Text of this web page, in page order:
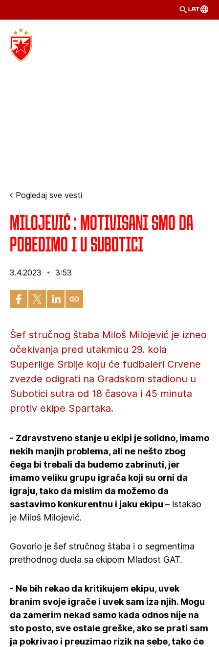
LAT
Pogledaj sve vesti
Milojević : Motivisani smo da
pobedimo i u Subotici
3.4.2023 3:53
Šef stručnog štaba Miloš Milojević je izneo
očekivanja pred utakmicu 29. kola
Superlige Srbije koju će fudbaleri Crvene
zvezde odigrati na Gradskom stadionu u
Subotici sutra od 18 časova i 45 minuta
protiv ekipe Spartaka.
- Zdravstveno stanje u ekipi je solidno, imamo
nekih manjih problema, ali ne nešto zbog
čega bi trebali da budemo zabrinuti, jer
imamo veliku grupu igrača koji su orni da
igraju, tako da mislim da možemo da
sastavimo konkurentnu i jaku ekipu – istakao
je Miloš Milojević.
Govorio je šef stručnog štaba i o segmentima
prethodnog duela sa ekipom Mladost GAT.
- Ne bih rekao da kritikujem ekipu, uvek
branim svoje igrače i uvek sam iza njih. Mogu
da zamerim nekad samo kada odnos nije na
sto posto, sve ostale greške, ako se prati sam
ja pokrivao i preuzimao rizik na sebe, tako će